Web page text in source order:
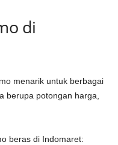
di
menarik untuk berbagai
berupa potongan harga,
beras di Indomaret: